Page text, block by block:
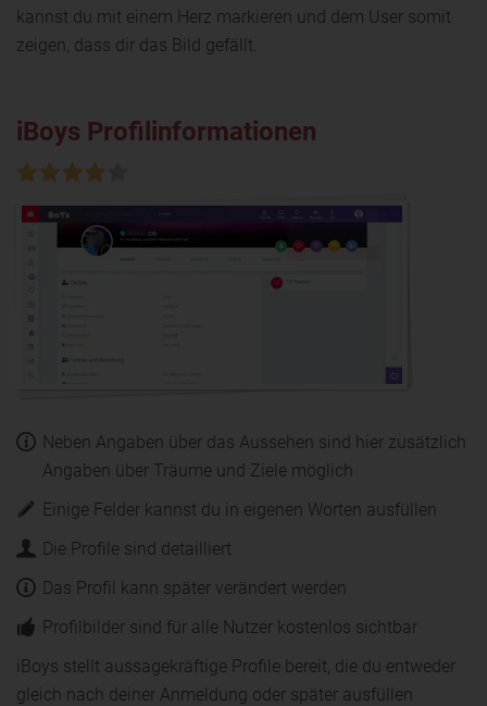
kannst du mit einem Herz markieren und dem User somit
zeigen, dass dir das Bild gefällt.
iBoys Profilinformationen
Neben Angaben über das Aussehen sind hier zusätzlich
Angaben über Träume und Ziele möglich
Einige Felder kannst du in eigenen Worten ausfüllen
Die Profile sind detailliert
Das Profil kann später verändert werden
Profilbilder sind für alle Nutzer kostenlos sichtbar
iBoys stellt aussagekräftige Profile bereit, die du entweder
gleich nach deiner Anmeldung oder später ausfüllen